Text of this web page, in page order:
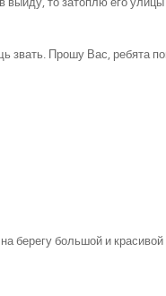
звать. Прошу Вас, ребята
берегу большой и красивой